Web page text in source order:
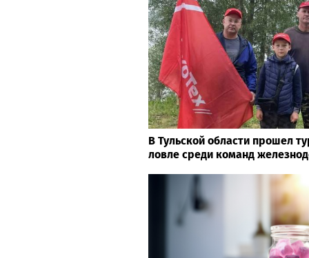
В Тульской области прошел
ловле среди команд